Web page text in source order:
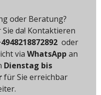
oder Beratung?
da! Kontaktieren
oder
via WhatsApp an
Dienstag bis
für Sie erreichbar